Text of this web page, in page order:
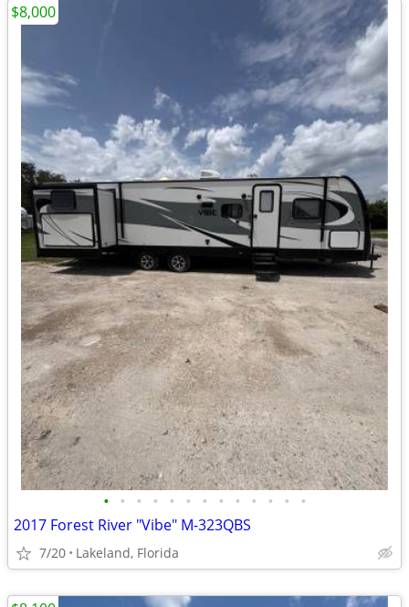
• • • • • • • • • • • • •
2017 Forest River "Vibe" M-323QBS
7/20 Lakeland, Florida
$8,000